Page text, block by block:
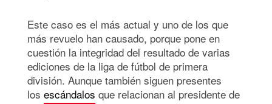
Este caso es el más actual y uno de los que
más revuelo han causado, porque pone en
cuestión la integridad del resultado de varias
ediciones de la liga de fútbol de primera
división. Aunque también siguen presentes
los escándalos que relacionan al presidente de